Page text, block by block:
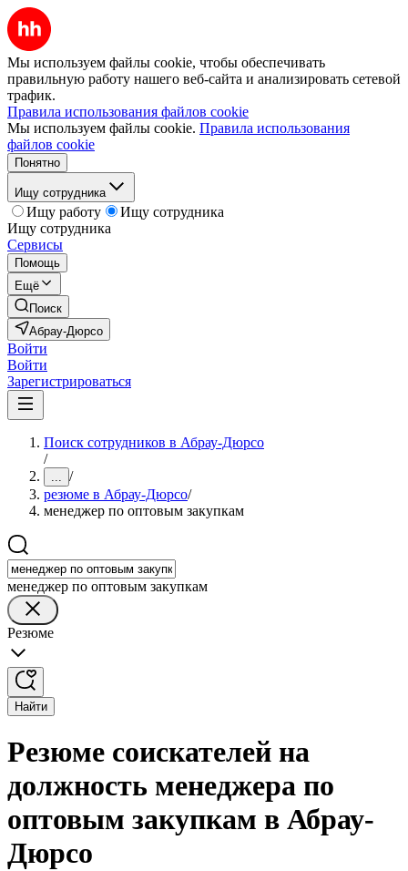
Мы используем файлы cookie, чтобы обеспечивать
правильную работу нашего веб-сайта и анализировать сетевой
трафик.
Правила использования файлов cookie
Мы используем файлы cookie. Правила использования
файлов cookie
Понятно
Ищу сотрудника
Ищу работу
Ищу сотрудника
Ищу сотрудника
Сервисы
Помощь
Ещё
Поиск
Абрау-Дюрсо
Войти
Войти
Зарегистрироваться
Поиск сотрудников в Абрау-Дюрсо
/
... /
резюме в Абрау-Дюрсо/
менеджер по оптовым закупкам
менеджер по оптовым закупкам
Резюме
Найти
Резюме соискателей на
должность менеджера по
оптовым закупкам в Абрау-
Дюрсо